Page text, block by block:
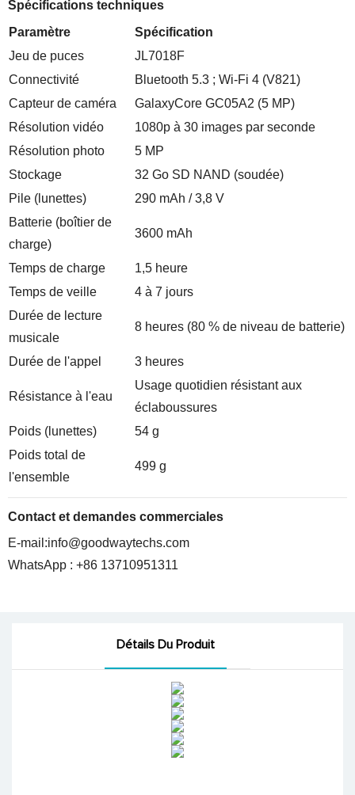
Spécifications techniques
Paramètre
Spécification
Jeu de puces
JL7018F
Connectivité
Bluetooth 5.3 ; Wi-Fi 4 (V821)
Capteur de caméra
GalaxyCore GC05A2 (5 MP)
Résolution vidéo
1080p à 30 images par seconde
Résolution photo
5 MP
Stockage
32 Go SD NAND (soudée)
Pile (lunettes)
290 mAh / 3,8 V
Batterie (boîtier de
charge)
3600 mAh
Temps de charge
1,5 heure
Temps de veille
4 à 7 jours
Durée de lecture
musicale
8 heures (80 % de niveau de batterie)
Durée de l'appel 3 heures
Résistance à l'eau
Usage quotidien résistant aux
éclaboussures
Poids (lunettes)
54 g
Poids total de
l'ensemble
499 g
Contact et demandes commerciales
E-mail:info@goodwaytechs.com
WhatsApp : +86 13710951311
Détails Du Produit